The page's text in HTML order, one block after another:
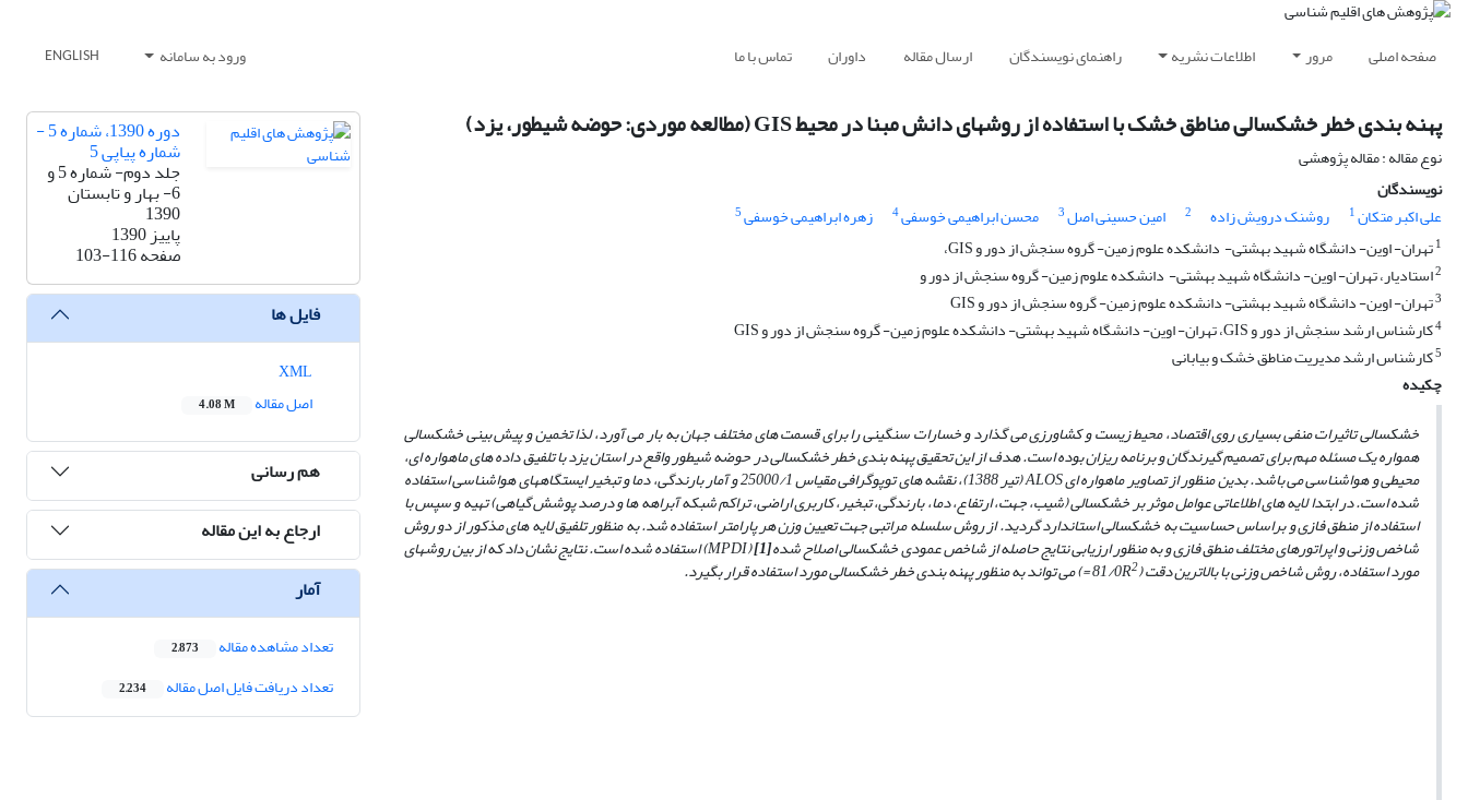
صفحه اصلی مرور اطلاعات نشریه راهنمای نویسندگان ارسال مقاله داوران تماس با ما ورود به سامانه ENGLISH
پهنه بندی خطر خشکسالی مناطق خشک با استفاده از روشهای دانش مبنا در محیط GIS (مطالعه موردی: حوضه شیطور، یزد)
نوع مقاله : مقاله پژوهشی
نویسندگان
علی اکبر متکان1 روشنک درویش زاده 2 امین حسینی اصل3 محسن ابراهیمی خوسفی4 زهره ابراهیمی خوسفی5
1تهران- اوین- دانشگاه شهید بهشتی- ‌ دانشکده علوم زمین- گروه سنجش از دور و GIS،
2استادیار، تهران- اوین- دانشگاه شهید بهشتی- ‌ دانشکده علوم زمین- گروه سنجش از دور و
3تهران- اوین- دانشگاه شهید بهشتی- دانشکده علوم زمین- گروه سنجش از دور و GIS
4کارشناس ارشد سنجش از دور و GIS، تهران- اوین- دانشگاه شهید بهشتی- دانشکده علوم زمین- گروه سنجش از دور و GIS
5کارشناس ارشد مدیریت مناطق خشک و بیابانی
چکیده
خشکسالی تاثیرات منفی بسیاری روی اقتصاد، محیط زیست و کشاورزی می گذارد و خسارات سنگینی را برای قسمت های مختلف جهان به بار می آورد، لذا تخمین و پیش بینی خشکسالی
همواره یک مسئله مهم برای تصمیم گیرندگان و برنامه ریزان بوده است. هدف از این تحقیق پهنه بندی خطر خشکسالی در حوضه شیطور واقع در استان یزد با تلفیق داده های ماهواره ای،
محیطی و هواشناسی می باشد. بدین منظور از تصاویر ماهواره ایALOS (تیر 1388)، نقشه های توپوگرافی مقیاس 25000/1 و آمار بارندگی، دما و تبخیر ایستگاههای هواشناسی استفاده
شده است. در ابتدا لایه های اطلاعاتی عوامل موثر بر خشکسالی (شیب، جهت، ارتفاع، دما، بارندگی، تبخیر، کاربری اراضی، تراکم شبکه آبراهه ها و درصد پوشش گیاهی) تهیه و سپس با
استفاده از منطق فازی و براساس حساسیت به خشکسالی استاندارد گردید. از روش سلسله مراتبی جهت تعیین وزن هر پارامتر استفاده شد. به منظور تلفیق لایه های مذکور از دو روش
شاخص وزنی و اپراتورهای مختلف منطق فازی و به منظور ارزیابی نتایج حاصله از شاخص عمودی خشکسالی اصلاح شده[1]
(
MPDI) استفاده شده است. نتایج نشان داد که از بین روشهای
مورد استفاده، روش شاخص وزنی با بالاترین دقت (81/0 R2
=) می تواند به منظور پهنه بندی خطر خشکسالی مورد استفاده قرار بگیرد.
دوره 1390، شماره 5 -
شماره پیاپی 5
جلد دوم- شماره 5 و
6- بهار و تابستان
1390
پاییز 1390
صفحه103-116
فایل ها
اصل مقاله
4.08 M
هم رسانی
ارجاع به این مقاله
آمار
تعداد مشاهده مقاله 2,873
تعداد دریافت فایل اصل مقاله 2,234